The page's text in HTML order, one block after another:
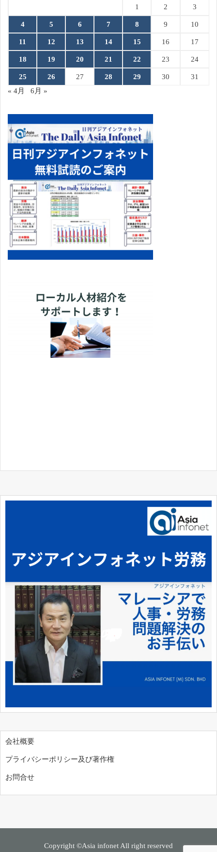
1 2 3
4 5 6 7 8 9 10
11 12 13 14 15 16 17
18 19 20 21 22 23 24
25 26 27 28 29 30
31
« 4月
6月 »
会社概要
プライバシーポリシー及び著作権
お問合せ
Copyright ©Asia infonet All right reserved